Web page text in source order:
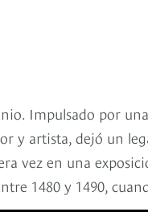
Impulsado por
y artista, dejó un
vez en una
1480 y 1490,